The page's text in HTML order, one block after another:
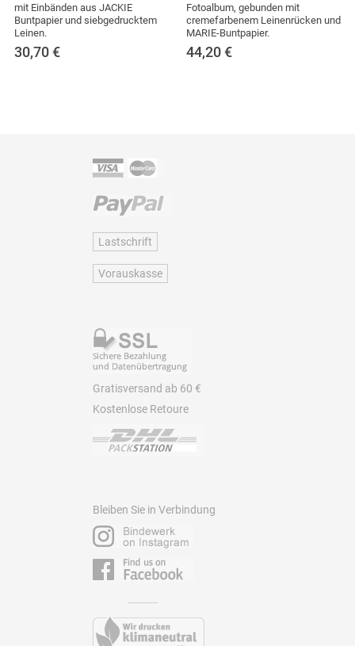
mit Einbänden aus JACKIE
Buntpapier und siebgedrucktem
Leinen.
30,70 €
Fotoalbum, gebunden mit
cremefarbenem Leinenrücken und
MARIE-Buntpapier.
44,20 €
Lastschrift
Vorauskasse
Gratisversand ab 60 €
Kostenlose Retoure
Bleiben Sie in Verbindung